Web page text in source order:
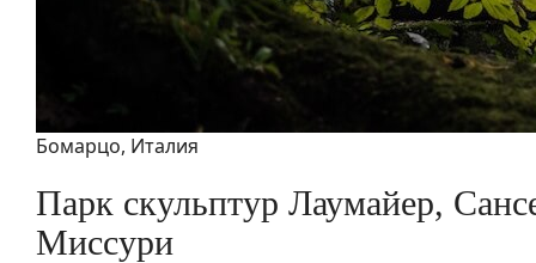
Бомарцо, Италия
Парк скульптур Лаумайер,
Миссури